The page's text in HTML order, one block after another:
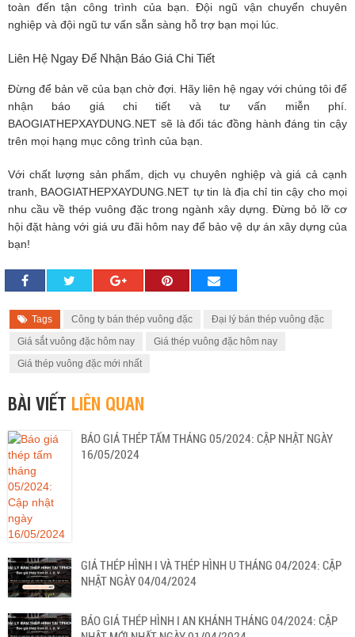
toàn đến tận công trình của bạn. Đội ngũ vận chuyển chuyên
nghiệp và đội ngũ tư vấn sẵn sàng hỗ trợ bạn mọi lúc.
Liên Hệ Ngay Để Nhận Báo Giá Chi Tiết
Đừng để bản vẽ của bạn chờ đợi. Hãy liên hệ ngay với chúng tôi để
nhận báo giá chi tiết và tư vấn miễn phí.
BAOGIATHEPXAYDUNG.NET sẽ là đối tác đồng hành đáng tin cậy
trên mọi hạng mục công trình của bạn.
Với chất lượng sản phẩm, dịch vụ chuyên nghiệp và giá cả cạnh
tranh, BAOGIATHEPXAYDUNG.NET tự tin là địa chỉ tin cậy cho mọi
nhu cầu về thép vuông đặc trong ngành xây dựng. Đừng bỏ lỡ cơ
hội đặt hàng với giá ưu đãi hôm nay để bảo vệ dự án xây dựng của
bạn!
Tags Công ty bán thép vuông đặc
Đại lý bán thép vuông đặc
Giá sắt vuông đặc hôm nay
Giá thép vuông đặc hôm nay
Giá thép vuông đặc mới nhất
BÀI VIẾT LIÊN QUAN
BÁO GIÁ THÉP TẤM THÁNG 05/2024: CẬP NHẬT NGÀY
16/05/2024
GIÁ THÉP HÌNH I VÀ THÉP HÌNH U THÁNG 04/2024: CẬP
NHẬT NGÀY 04/04/2024
BÁO GIÁ THÉP HÌNH I AN KHÁNH THÁNG 04/2024: CẬP